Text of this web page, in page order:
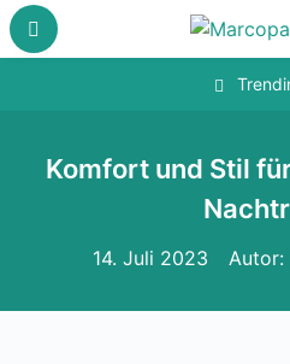
Skip
to
Komfort und Stil
14. Juli 2023 Autor: